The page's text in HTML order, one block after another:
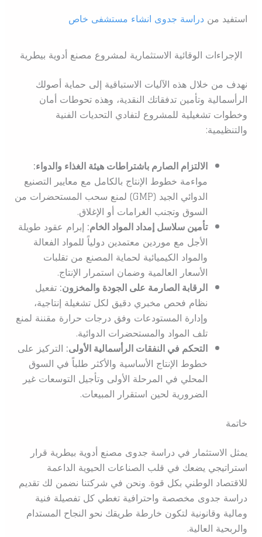
استفيد من دراسة جدوى انشاء مستشفى خاص
الإجراءات الوقائية الاستثمارية لمشروع مصنع أدوية بيطرية
نهدف من خلال هذه الآليات الاستباقية إلى حماية أصولك
الرأسمالية وتأمين تدفقاتك النقدية، وهذه تحوطات أمان
وخطوات تشغيلية للمشروع لتفادي التحديات الفنية
والتنظيمية:
الالتزام الصارم باشتراطات هيئة الغذاء والدواء:
مواءمة خطوط الإنتاج بالكامل مع معايير التصنيع
الدوائي الجيد (GMP) لمنع سحب المستحضرات من
السوق وتجنب الغرامات أو الإغلاق.
تأمين سلاسل إمداد المواد الخام:إبرام عقود طويلة
الأجل مع موردين معتمدين دولياً للمواد الفعالة
والمواد الكيميائية لحماية المصنع من تقلبات
الأسعار العالمية وضمان استمرار الإنتاج.
الرقابة الصارمة على الجودة والمخزون:تفعيل
نظام فحص مخبري دقيق لكل تشغيلة إنتاجية،
وإدارة المستودعات وفق درجات حرارة مقننة لمنع
تلف المواد والمستحضرات الدوائية.
التحكم في النفقات الرأسمالية الأولى:التركيز على
خطوط الإنتاج الأساسية والأكثر طلباً في السوق
المحلي في المرحلة الأولى وتأجيل التوسعات غير
الضرورية لحين استقرار المبيعات.
خاتمة
يمثل الاستثمار في دراسة جدوى مصنع أدوية بيطرية قرار
استراتيجي يضعك في قلب الصناعات الحيوية الداعمة
للاقتصاد الوطني بكل قوة. ونحن في شركتنا نضمن لك تقديم
دراسة جدوى مخصصة واحترافية تغطي كل تفصيلة فنية
ومالية وقانونية لتكون خارطة طريقك نحو النجاح المستدام
والربحية العالية.